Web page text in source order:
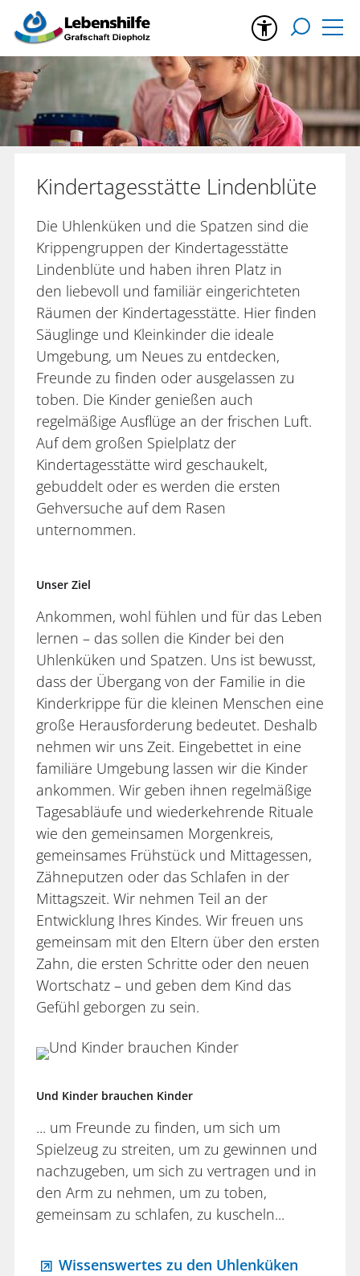
Kindertagesstätte Lindenblüte
Die Uhlenküken und die Spatzen sind die
Krippengruppen der Kindertagesstätte
Lindenblüte und haben ihren Platz in
den liebevoll und familiär eingerichteten
Räumen der Kindertagesstätte. Hier finden
Säuglinge und Kleinkinder die ideale
Umgebung, um Neues zu entdecken,
Freunde zu finden oder ausgelassen zu
toben. Die Kinder genießen auch
regelmäßige Ausflüge an der frischen Luft.
Auf dem großen Spielplatz der
Kindertagesstätte wird geschaukelt,
gebuddelt oder es werden die ersten
Gehversuche auf dem Rasen
unternommen.
Unser Ziel
Ankommen, wohl fühlen und für das Leben
lernen – das sollen die Kinder bei den
Uhlenküken und Spatzen. Uns ist bewusst,
dass der Übergang von der Familie in die
Kinderkrippe für die kleinen Menschen eine
große Herausforderung bedeutet. Deshalb
nehmen wir uns Zeit. Eingebettet in eine
familiäre Umgebung lassen wir die Kinder
ankommen. Wir geben ihnen regelmäßige
Tagesabläufe und wiederkehrende Rituale
wie den gemeinsamen Morgenkreis,
gemeinsames Frühstück und Mittagessen,
Zähneputzen oder das Schlafen in der
Mittagszeit. Wir nehmen Teil an der
Entwicklung Ihres Kindes. Wir freuen uns
gemeinsam mit den Eltern über den ersten
Zahn, die ersten Schritte oder den neuen
Wortschatz – und geben dem Kind das
Gefühl geborgen zu sein.
Und Kinder brauchen Kinder
... um Freunde zu finden, um sich um
Spielzeug zu streiten, um zu gewinnen und
nachzugeben, um sich zu vertragen und in
den Arm zu nehmen, um zu toben,
gemeinsam zu schlafen, zu kuscheln...
Wissenswertes zu den Uhlenküken